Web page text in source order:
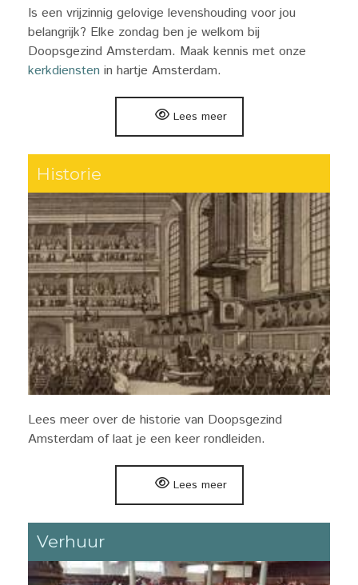
Is een vrijzinnig gelovige levenshouding voor jou
belangrijk? Elke zondag ben je welkom bij
Doopsgezind Amsterdam. Maak kennis met onze
kerkdiensten in hartje Amsterdam.
Lees meer
Historie
Lees meer over de historie van Doopsgezind
Amsterdam of laat je een keer rondleiden.
Lees meer
Verhuur